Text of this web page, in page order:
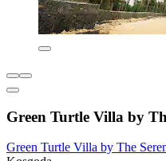
Green Turtle Villa by
Green Turtle Villa by The